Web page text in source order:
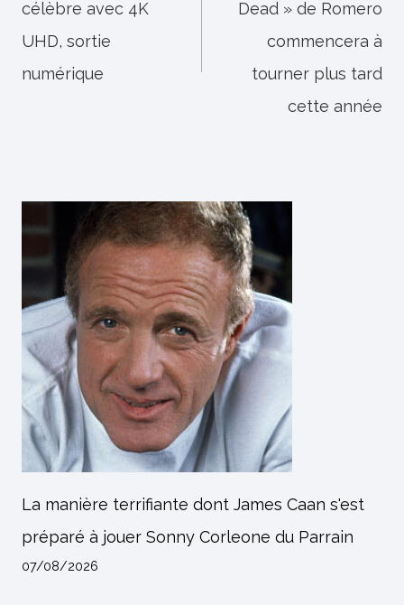
l’article
célèbre avec 4K
UHD, sortie
numérique
Dead » de Romero
commencera à
tourner plus tard
cette année
La manière terrifiante dont James Caan s'est
préparé à jouer Sonny Corleone du Parrain
07/08/2026